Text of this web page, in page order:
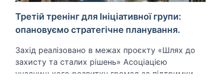
Третій тренінг для Ініціативної групи:
опановуємо стратегічне планування.
Захід реалізовано в межах проєкту «Шлях до
захисту та сталих рішень» Асоціацією
учасницького розвитку громад за підтримки